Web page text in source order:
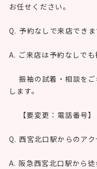
お任せください。
Q. 予約なしで来店できま
A. ご来店は予約なしでも
振袖の試着・相談をご
します。
【要変更：電話番号】
Q. 西宮北口駅からのアク
A. 阪急西宮北口駅から徒